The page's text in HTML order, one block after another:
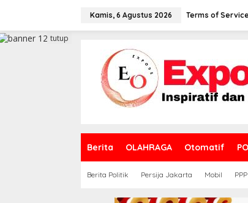
a
Kamis, 6 Agustus 2026 Terms of Service
Berita OLAHRAGA Otomatif
Berita Politik Persija Jakarta Mobil PPP
tutup